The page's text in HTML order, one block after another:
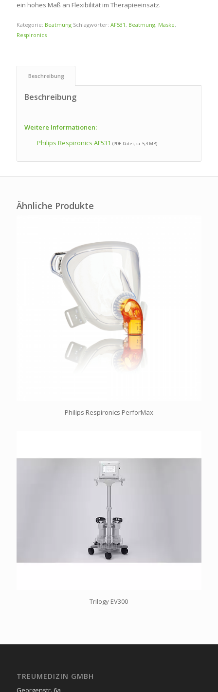
ein hohes Maß an Flexibilität im Therapieeinsatz.
Kategorie: Beatmung Schlagwörter: AF531, Beatmung, Maske,
Respironics
Beschreibung
Beschreibung
Weitere Informationen:
Philips Respironics AF531 (PDF-Datei, ca. 5,3 MB)
Ähnliche Produkte
Philips Respironics PerforMax
Trilogy EV300
TREUMEDIZIN GMBH
Georgenstr. 6a